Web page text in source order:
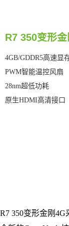
R7 350变形
4GB/GDDR5高速显
PWM智能温控风扇
28nm超低功耗
原生HDMI高清接口
R7 350变形金刚